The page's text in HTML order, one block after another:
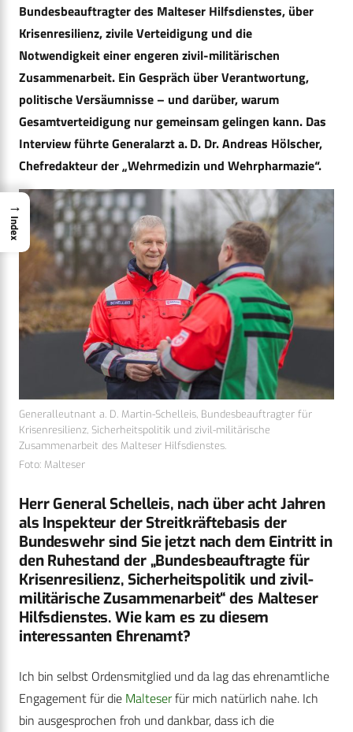
Bundesbeauftragter des Malteser Hilfsdienstes, über
Krisenresilienz, zivile Verteidigung und die
Notwendigkeit einer engeren zivil-militärischen
Zusammenarbeit. Ein Gespräch über Verantwortung,
politische Versäumnisse – und darüber, warum
Gesamtverteidigung nur gemeinsam gelingen kann. Das
Interview führte Generalarzt a. D. Dr. Andreas Hölscher,
Chefredakteur der „Wehrmedizin und Wehrpharmazie“.
Generalleutnant a. D. Martin-Schelleis, Bundesbeauftragter für
Krisenresilienz, Sicherheitspolitik und zivil-militärische
Zusammenarbeit des Malteser Hilfsdienstes.
Foto: Malteser
Herr General Schelleis, nach über acht Jahren
als Inspekteur der Streitkräftebasis der
Bundeswehr sind Sie jetzt nach dem Eintritt in
den Ruhestand der „Bundesbeauftragte für
Krisenresilienz, Sicherheitspolitik und zivil-
militärische Zusammenarbeit“ des Malteser
Hilfsdienstes. Wie kam es zu diesem
interessanten Ehrenamt?
Ich bin selbst Ordensmitglied und da lag das ehrenamtliche
Engagement für die Malteserfür mich natürlich nahe. Ich
bin ausgesprochen froh und dankbar, dass ich die
→
Index